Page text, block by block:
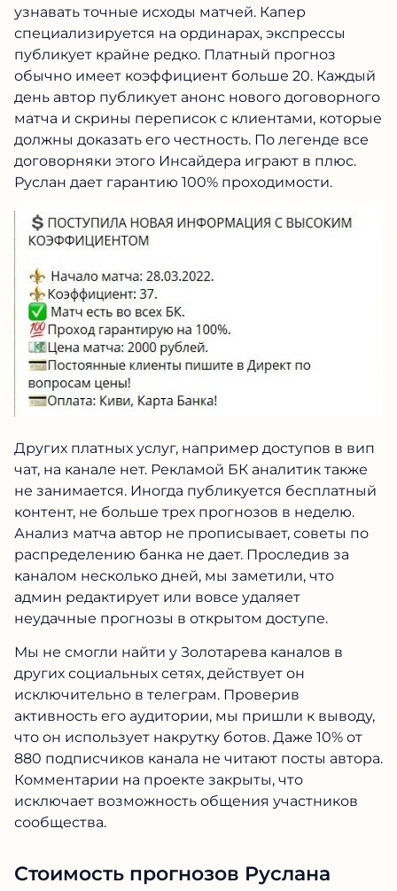
узнавать точные исходы матчей. Капер
специализируется на ординарах, экспрессы
публикует крайне редко. Платный прогноз
обычно имеет коэффициент больше 20. Каждый
день автор публикует анонс нового договорного
матча и скрины переписок с клиентами, которые
должны доказать его честность. По легенде все
договорняки этого Инсайдера играют в плюс.
Руслан дает гарантию 100% проходимости.
Других платных услуг, например доступов в вип
чат, на канале нет. Рекламой БК аналитик также
не занимается. Иногда публикуется бесплатный
контент, не больше трех прогнозов в неделю.
Анализ матча автор не прописывает, советы по
распределению банка не дает. Проследив за
каналом несколько дней, мы заметили, что
админ редактирует или вовсе удаляет
неудачные прогнозы в открытом доступе.
Мы не смогли найти у Золотарева каналов в
других социальных сетях, действует он
исключительно в телеграм. Проверив
активность его аудитории, мы пришли к выводу,
что он использует накрутку ботов. Даже 10% от
880 подписчиков канала не читают посты автора.
Комментарии на проекте закрыты, что
исключает возможность общения участников
сообщества.
Стоимость прогнозов Руслана